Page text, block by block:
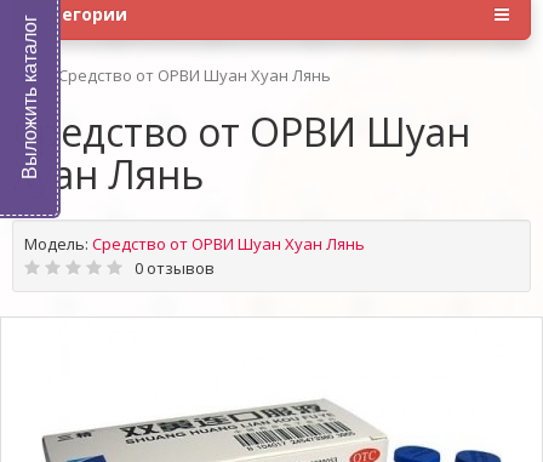
Категории
Средство от ОРВИ Шуан Хуан Лянь
Средство от ОРВИ Шуан
Хуан Лянь
Модель: Средство от ОРВИ Шуан Хуан Лянь
0 отзывов
Выложить каталог